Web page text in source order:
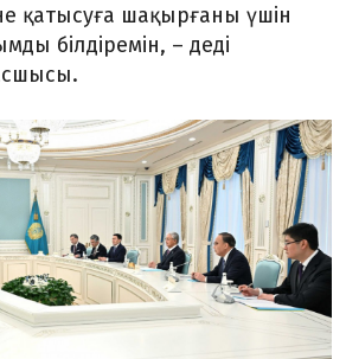
қатысуға шақырғаны үшін
білдіремін, – деді